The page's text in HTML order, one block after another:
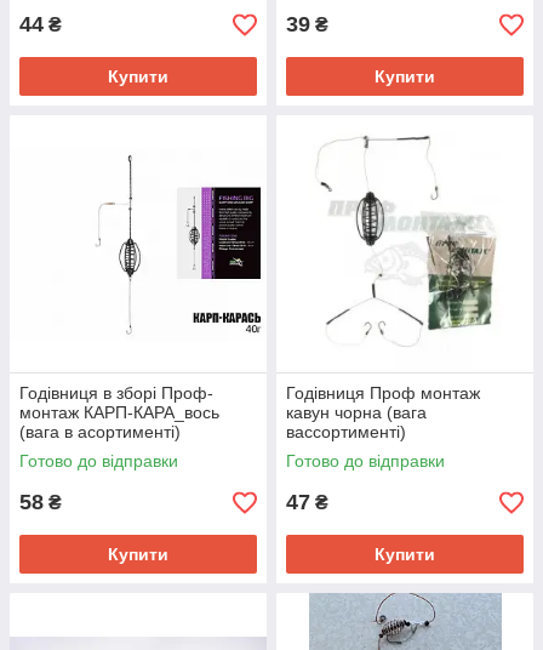
44 ₴
Купити
39 ₴
Купити
Годівниця в зборі Проф-
монтаж КАРП-КАРА_вось
(вага в асортименті)
Готово до відправки
58 ₴
Купити
Годівниця Проф монтаж
кавун чорна (вага
вассортименті)
Готово до відправки
47 ₴
Купити